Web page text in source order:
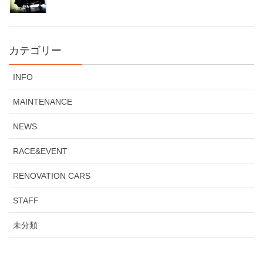
カテゴリー
INFO
MAINTENANCE
NEWS
RACE&EVENT
RENOVATION CARS
STAFF
未分類